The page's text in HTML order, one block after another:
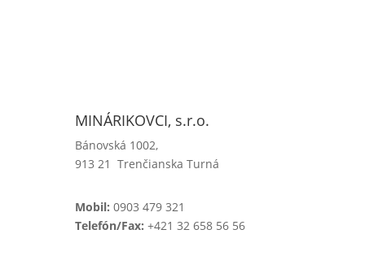
MINÁRIKOVCI, s.r.o.
Bánovská 1002,
913 21 Trenčianska Turná
Mobil: 0903 479 321
Telefón/Fax: +421 32 658 56 56